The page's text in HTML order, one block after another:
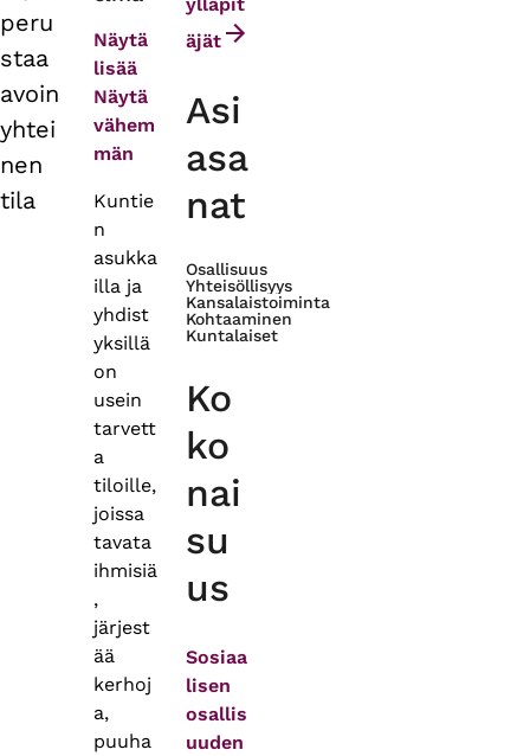
peru
staa
avoin
yhtei
nen
tila
Näytä
lisää
Näytä
vähem
män
Kuntie
n
asukka
illa ja
yhdist
yksillä
on
usein
tarvett
a
tiloille,
joissa
tavata
ihmisiä
,
järjest
ää
kerhoj
a,
puuha
äjät
Asi
asa
nat
Osallisuus
Yhteisöllisyys
Kansalaistoiminta
Kohtaaminen
Kuntalaiset
Ko
ko
nai
su
us
Sosiaa
lisen
osallis
uuden